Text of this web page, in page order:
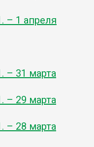
– 1 апреля
– 31 марта
– 29 марта
– 28 марта